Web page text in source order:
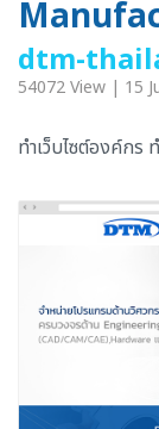
dtm-
54072 View | 15
ทำเว็บไซต์องค์กร